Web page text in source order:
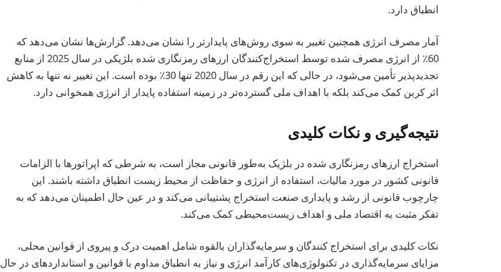
انطباق دارد.
آمار مصرف انرژی همچنین تغییر به سوی روش‌های پایدارتر را نشان می‌دهد. گزارش‌ها نشان می‌دهد که
60٪ از انرژی مصرف شده توسط استخراج‌کنندگان ارزهای رمزنگاری شده بلژیکی در سال 2025 از منابع
تجدیدپذیر تأمین می‌شود، در حالی که این رقم در سال 2020 تنها 30٪ بوده است. این تغییر نه تنها به کاهش
اثر کربن کمک می‌کند بلکه با اهداف ملی گسترده‌تر در زمینه استفاده پایدار از انرژی همخوانی دارد.
نتیجه‌گیری و نکات کلیدی
استخراج ارزهای رمزنگاری شده در بلژیک به‌طور قانونی مجاز است، به شرطی که اپراتورها با الزامات
قانونی کشور در مورد مالیات، استفاده از انرژی و حفاظت از محیط زیست انطباق داشته باشند. این
چارچوب قانونی از رشد و پایداری صنعت استخراج پشتیبانی می‌کند و در عین حال اطمینان می‌دهد که به
تفکر مثبت به اقتصاد ملی و اهداف زیست‌محیطی کمک می‌کند.
نکات کلیدی برای استخراج کنندگان و سرمایه‌گذاران بالقوه شامل اهمیت درک و پیروی از قوانین محلی،
مزایای سرمایه‌گذاری در تکنولوژی‌های کارآمد انرژی و نیاز به انطباق مداوم با قوانین و استانداردهای در حال